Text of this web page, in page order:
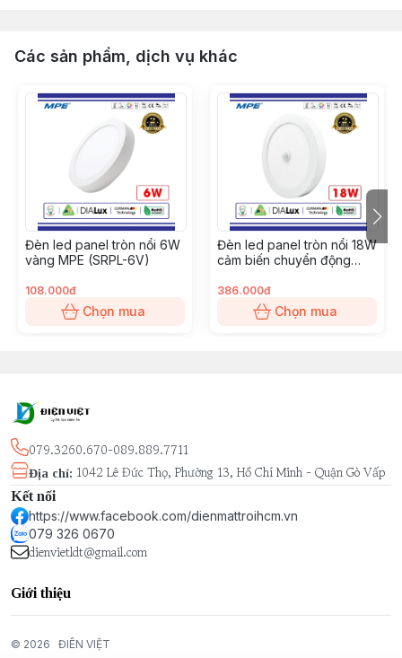
Các sản phẩm, dịch vụ khác
Đèn led panel tròn nổi 6W
vàng MPE (SRPL-6V)
108.000đ
Chọn mua
Đèn led panel tròn nổi 18W
cảm biến chuyển động
386.000đ
Chọn mua
079.3260.670-089.889.7711
Địa chỉ: 1042 Lê Đức Thọ, Phường 13, Hồ Chí Minh - Quận Gò Vấp
Kết nối
https://www.facebook.com/dienmattroihcm.vn
079 326 0670
dienvietldt@gmail.com
Giới thiệu
© 2026 ĐIÊN VIỆT